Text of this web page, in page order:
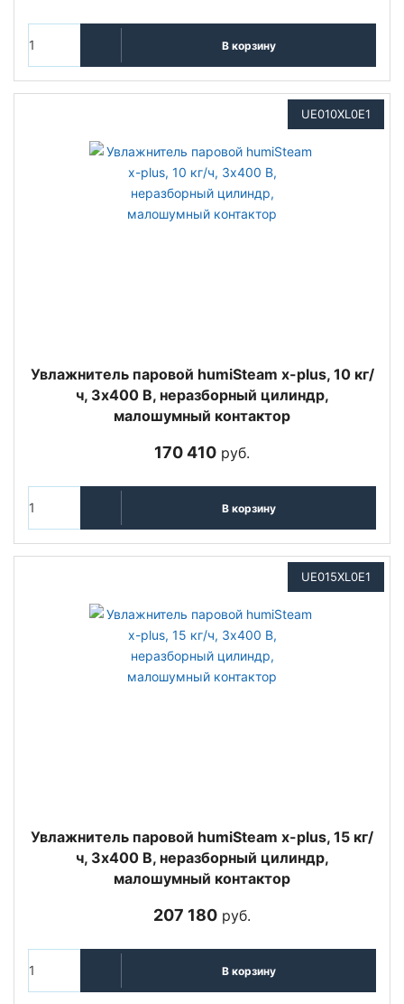
В корзину
UE010XL0E1
Увлажнитель паровой humiSteam x-plus, 10 кг/
ч, 3х400 В, неразборный цилиндр,
малошумный контактор
170 410 руб.
В корзину
UE015XL0E1
Увлажнитель паровой humiSteam x-plus, 15 кг/
ч, 3х400 В, неразборный цилиндр,
малошумный контактор
207 180 руб.
В корзину